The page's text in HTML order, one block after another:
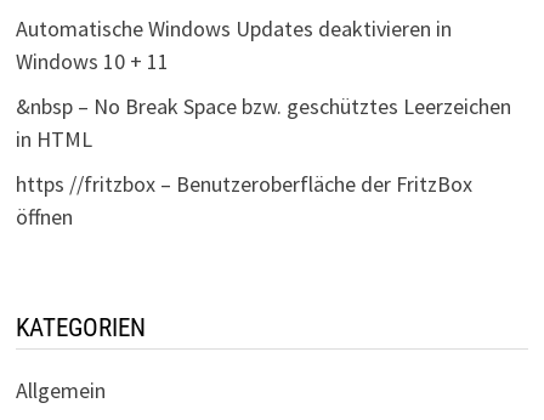
Automatische Windows Updates deaktivieren in
Windows 10 + 11
&nbsp – No Break Space bzw. geschütztes Leerzeichen
in HTML
https //fritzbox – Benutzeroberfläche der FritzBox
öffnen
KATEGORIEN
Allgemein